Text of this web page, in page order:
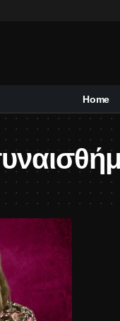
Home